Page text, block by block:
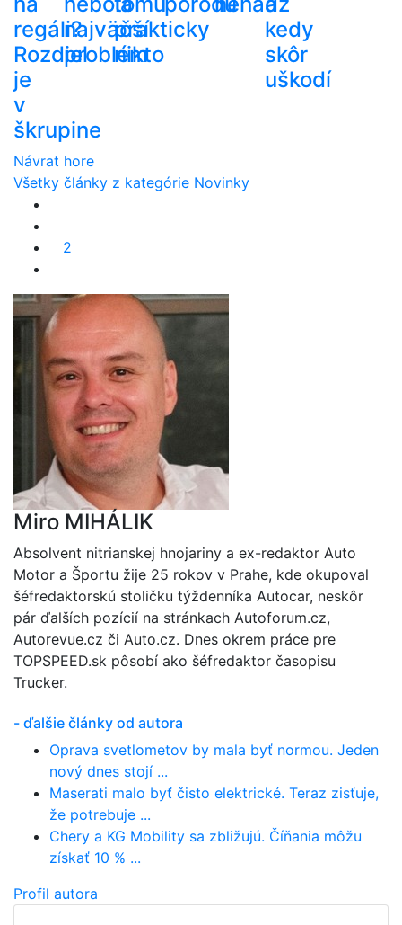
regáli?
Rozdiel
je
v
škrupine
najväčší
problém
prakticky
nikto
kedy
skôr
uškodí
Návrat hore
Všetky články z kategórie Novinky
2
Miro MIHÁLIK
Absolvent nitrianskej hnojariny a ex-redaktor Auto
Motor a Športu žije 25 rokov v Prahe, kde okupoval
šéfredaktorskú stoličku týždenníka Autocar, neskôr
pár ďalších pozícií na stránkach Autoforum.cz,
Autorevue.cz či Auto.cz. Dnes okrem práce pre
TOPSPEED.sk pôsobí ako šéfredaktor časopisu
Trucker.
- ďalšie články od autora
Oprava svetlometov by mala byť normou. Jeden
nový dnes stojí ...
Maserati malo byť čisto elektrické. Teraz zisťuje,
že potrebuje ...
Chery a KG Mobility sa zbližujú. Číňania môžu
získať 10 % ...
Profil autora